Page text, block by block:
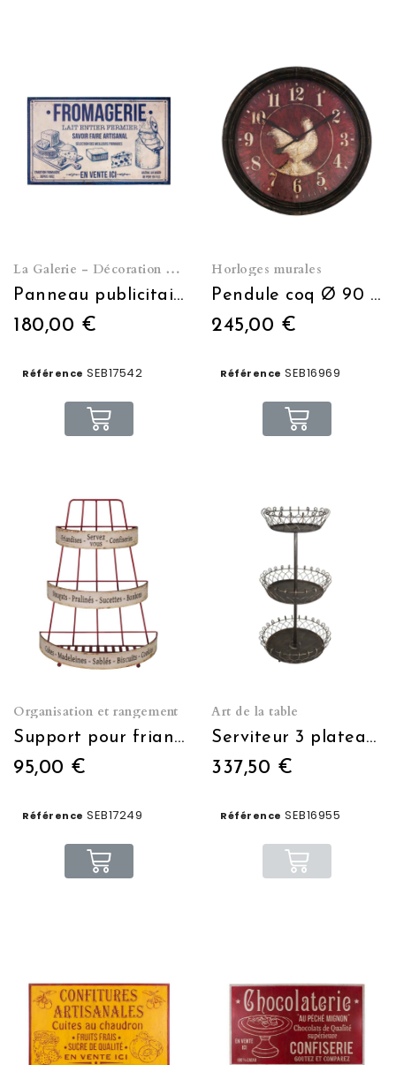
La Galerie - Décoration murale
Panneau publicitaire métal Fromagerie 123 x 74 cm
180,00 €
Référence SEB17542
Horloges murales
Pendule coq Ø 90 cm
245,00 €
Référence SEB16969
Organisation et rangement
Support pour friandises (3 niveaux)
95,00 €
Référence SEB17249
Art de la table
Serviteur 3 plateaux
337,50 €
Référence SEB16955